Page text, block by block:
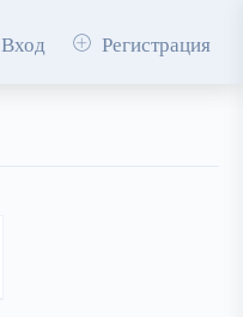
Вход Регистрация